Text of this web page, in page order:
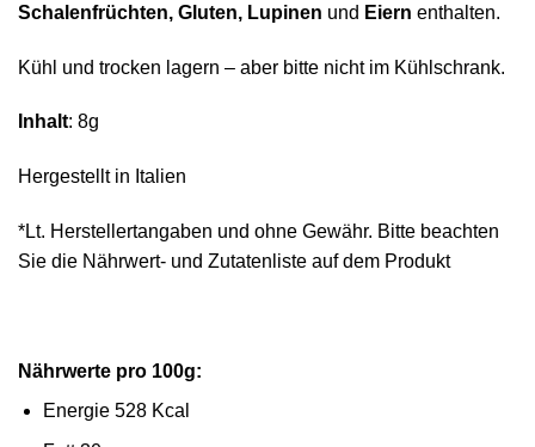
Schalenfrüchten, Gluten, Lupinen und Eiern enthalten.
Kühl und trocken lagern – aber bitte nicht im Kühlschrank.
Inhalt: 8g
Hergestellt in Italien
*Lt. Herstellertangaben und ohne Gewähr. Bitte beachten
Sie die Nährwert- und Zutatenliste auf dem Produkt
Nährwerte pro 100g:
Energie 528 Kcal